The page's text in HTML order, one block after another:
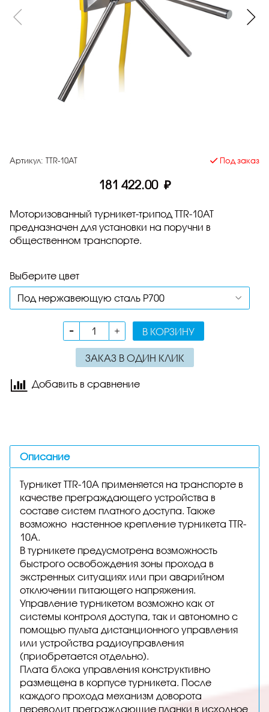
Артикул: ТTR-10АТ Под заказ
181 422.00 ₽
Моторизованный турникет-трипод TTR-10AT
предназначен для установки на поручни в
общественном транспорте.
Выберите цвет
В КОРЗИНУ
ЗАКАЗ В ОДИН КЛИК
Добавить в сравнение
Описание
Турникет TTR-10А применяется на транспорте в
качестве преграждающего устройства в
составе систем платного доступа. Также
возможно настенное крепление турникета TTR-
10A
В турникете предусмотрена возможность
быстрого освобождения зоны прохода в
экстренных ситуациях или при аварийном
отключении питающего напряжения.
Управление турникетом возможно как от
системы контроля доступа, так и автономно с
помощью пульта дистанционного управления
или устройства радиоуправления
(приобретается отдельно).
Плата блока управления конструктивно
размещена в корпусе турникета. После
каждого прохода механизм доворота
переводит преграждающие планки в исходное